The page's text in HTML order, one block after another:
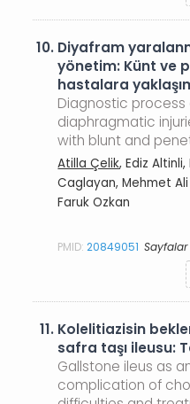
10. Diyafram
yönetim: Künt ve
hastalara
Diagnostic
diaphragmatic
with blunt and
Atilla Çelik, Ediz
Caglayan, Mehmet
Faruk Ozkan
PMID:20849051
11. Kolelitiazisin
safra taşı ileusu:
Gallstone ileus as
complication of